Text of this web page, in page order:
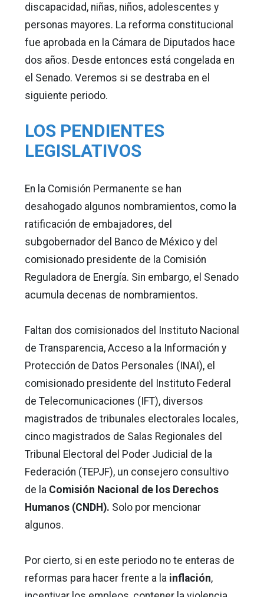
discapacidad, niñas, niños, adolescentes y
personas mayores. La reforma constitucional
fue aprobada en la Cámara de Diputados hace
dos años. Desde entonces está congelada en
el Senado. Veremos si se destraba en el
siguiente periodo.
LOS PENDIENTES
LEGISLATIVOS
En la Comisión Permanente se han
desahogado algunos nombramientos, como la
ratificación de embajadores, del
subgobernador del Banco de México y del
comisionado presidente de la Comisión
Reguladora de Energía. Sin embargo, el Senado
acumula decenas de nombramientos.
Faltan dos comisionados del Instituto Nacional
de Transparencia, Acceso a la Información y
Protección de Datos Personales (INAI), el
comisionado presidente del Instituto Federal
de Telecomunicaciones (IFT), diversos
magistrados de tribunales electorales locales,
cinco magistrados de Salas Regionales del
Tribunal Electoral del Poder Judicial de la
Federación (TEPJF), un consejero consultivo
de la Comisión Nacional de los Derechos
Humanos (CNDH). Solo por mencionar
algunos.
Por cierto, si en este periodo no te enteras de
reformas para hacer frente a la inflación,